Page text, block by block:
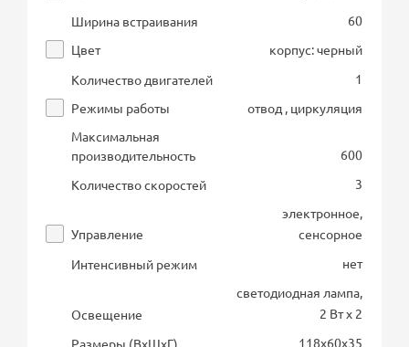
Ширина встраивания
60
Цвет
корпус: черный
Количество двигателей
1
Режимы работы
отвод , циркуляция
Максимальная
производительность
600
Количество скоростей
3
Управление
электронное,
сенсорное
Интенсивный режим
нет
Освещение
светодиодная лампа,
2 Вт х 2
Размеры (ВхШхГ)
118х60х35